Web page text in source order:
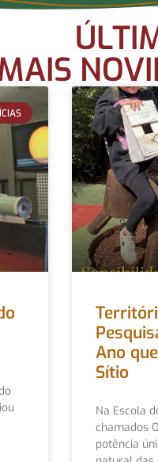
Ano
Sítio
Na Escola
chamados
potência